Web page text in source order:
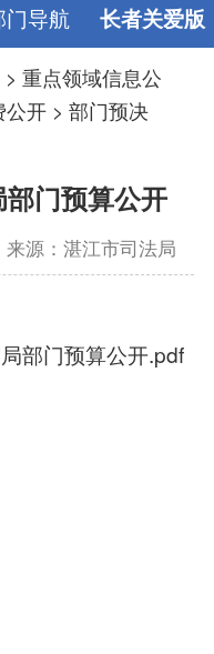
门导航 长者关爱版
>重点领域信息公
公开 >部门预决
门预算公开
来源：湛江市司法局
部门预算公开.pdf